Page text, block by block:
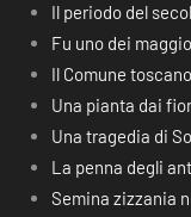
Il periodo del
Fu uno dei
Il Comune
Una pianta dai
Una tragedia di
La penna degli
Semina zizzania